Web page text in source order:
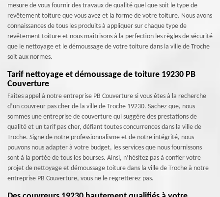
mesure de vous fournir des travaux de qualité quel que soit le type de
revêtement toiture que vous avez et la forme de votre toiture. Nous avons
connaissances de tous les produits à appliquer sur chaque type de
revêtement toiture et nous maîtrisons à la perfection les règles de sécurité
que le nettoyage et le démoussage de votre toiture dans la ville de Troche
soit aux normes.
Tarif nettoyage et démoussage de toiture 19230 PB
Couverture
Faites appel à notre entreprise PB Couverture si vous êtes à la recherche
d’un couvreur pas cher de la ville de Troche 19230. Sachez que, nous
sommes une entreprise de couverture qui suggère des prestations de
qualité et un tarif pas cher, défiant toutes concurrences dans la ville de
Troche. Signe de notre professionnalisme et de notre intégrité, nous
pouvons nous adapter à votre budget, les services que nous fournissons
sont à la portée de tous les bourses. Ainsi, n’hésitez pas à confier votre
projet de nettoyage et démoussage toiture dans la ville de Troche à notre
entreprise PB Couverture, vous ne le regretterez pas.